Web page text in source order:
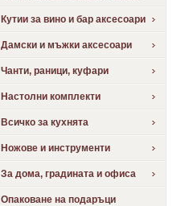
Кутии за вино и бар аксесоари
Дамски и мъжки аксесоари
Чанти, раници, куфари
Настолни комплекти
Всичко за кухнята
Ножове и инструменти
За дома, градината и офиса
Опаковане на подаръци